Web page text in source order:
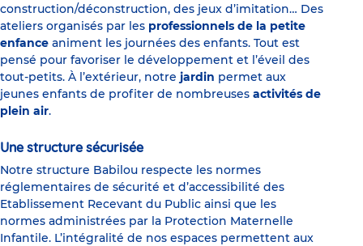
construction/déconstruction, des jeux d’imitation… Des
ateliers organisés par les professionnels de la petite
enfance animent les journées des enfants. Tout est
pensé pour favoriser le développement et l’éveil des
tout-petits. À l’extérieur, notre jardin permet aux
jeunes enfants de profiter de nombreuses activités de
plein air.
Une structure sécurisée
Notre structure Babilou respecte les normes
réglementaires de sécurité et d’accessibilité des
Etablissement Recevant du Public ainsi que les
normes administrées par la Protection Maternelle
Infantile. L’intégralité de nos espaces permettent aux